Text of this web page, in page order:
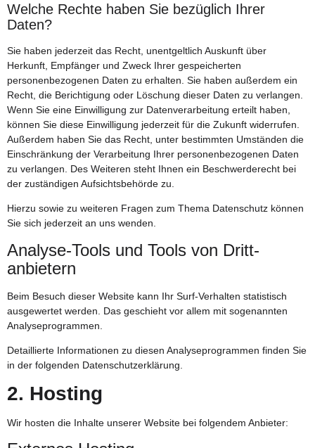
Welche Rechte haben Sie bezüglich Ihrer
Daten?
Sie haben jederzeit das Recht, unentgeltlich Auskunft über
Herkunft, Empfänger und Zweck Ihrer gespeicherten
personenbezogenen Daten zu erhalten. Sie haben außerdem ein
Recht, die Berichtigung oder Löschung dieser Daten zu verlangen.
Wenn Sie eine Einwilligung zur Datenverarbeitung erteilt haben,
können Sie diese Einwilligung jederzeit für die Zukunft widerrufen.
Außerdem haben Sie das Recht, unter bestimmten Umständen die
Einschränkung der Verarbeitung Ihrer personenbezogenen Daten
zu verlangen. Des Weiteren steht Ihnen ein Beschwerderecht bei
der zuständigen Aufsichtsbehörde zu.
Hierzu sowie zu weiteren Fragen zum Thema Datenschutz können
Sie sich jederzeit an uns wenden.
Analyse-Tools und Tools von Dritt­
anbietern
Beim Besuch dieser Website kann Ihr Surf-Verhalten statistisch
ausgewertet werden. Das geschieht vor allem mit sogenannten
Analyseprogrammen.
Detaillierte Informationen zu diesen Analyseprogrammen finden Sie
in der folgenden Datenschutzerklärung.
2. Hosting
Wir hosten die Inhalte unserer Website bei folgendem Anbieter: